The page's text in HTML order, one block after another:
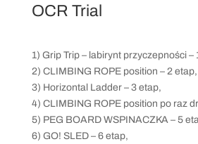
OCR Trial
1) Grip Trip – labirynt przyczepności –
2) CLIMBING ROPE position – 2 etap,
3) Horizontal Ladder – 3 etap,
4) CLIMBING ROPE position po raz
5) PEG BOARD WSPINACZKA – 5
6) GO! SLED – 6 etap,